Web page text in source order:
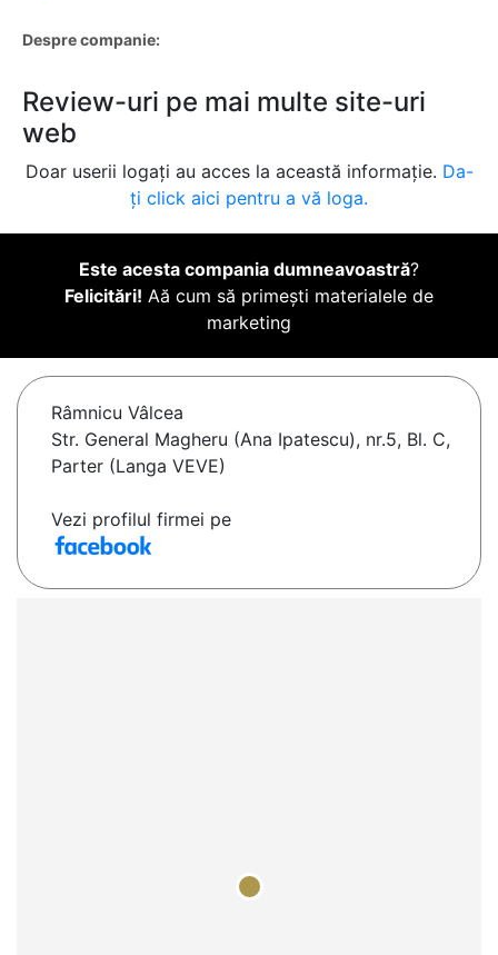
Despre companie:
Review-uri pe mai multe site-uri
web
Doar userii logați au acces la această informație. Da-
ți click aici pentru a vă loga.
Este acesta compania dumneavoastră?
Felicitări! Aă cum să primești materialele de
marketing
Râmnicu Vâlcea
Str. General Magheru (Ana Ipatescu), nr.5, Bl. C,
Parter (Langa VEVE)
Vezi profilul firmei pe